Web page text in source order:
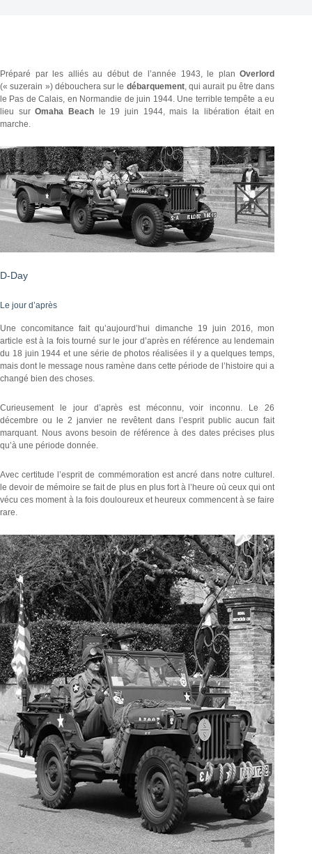
Préparé par les alliés au début de l’année 1943, le planOverlord
(« suzerain ») débouchera sur le débarquement, qui aurait pu être dans
le Pas de Calais, en Normandie de juin 1944. Une terrible tempête a eu
lieu surOmaha Beach le 19 juin 1944, mais la libération était en
marche.
D-Day
Le jour d’après
Une concomitance fait qu’aujourd’hui dimanche 19 juin 2016, mon
article est à la fois tourné sur le jour d’après en référence au lendemain
du 18 juin 1944 et une série de photos réalisées il y a quelques temps,
mais dont le message nous ramène dans cette période de l’histoire qui a
changé bien des choses.
Curieusement le jour d’après est méconnu, voir inconnu. Le 26
décembre ou le 2 janvier ne revêtent dans l’esprit public aucun fait
marquant. Nous avons besoin de référence à des dates précises plus
qu’à une période donnée.
Avec certitude l’esprit de commémoration est ancré dans notre culturel.
le devoir de mémoire se fait de plus en plus fort à l’heure où ceux qui ont
vécu ces moment à la fois douloureux et heureux commencent à se faire
rare.